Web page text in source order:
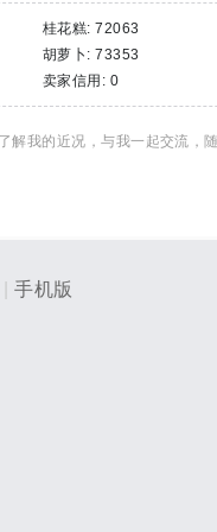
桂花糕: 72063
胡萝卜: 73353
卖家信用: 0
解我的近况，与我一起交流，
手机版